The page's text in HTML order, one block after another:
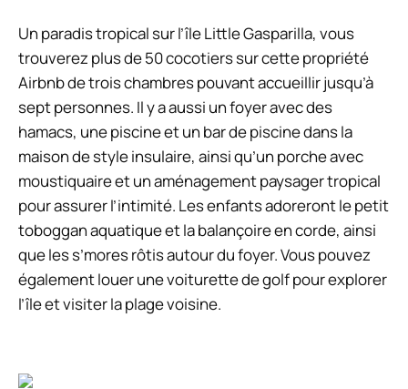
Un paradis tropical sur l’île Little Gasparilla, vous
trouverez plus de 50 cocotiers sur cette propriété
Airbnb de trois chambres pouvant accueillir jusqu’à
sept personnes. Il y a aussi un foyer avec des
hamacs, une piscine et un bar de piscine dans la
maison de style insulaire, ainsi qu’un porche avec
moustiquaire et un aménagement paysager tropical
pour assurer l’intimité. Les enfants adoreront le petit
toboggan aquatique et la balançoire en corde, ainsi
que les s’mores rôtis autour du foyer. Vous pouvez
également louer une voiturette de golf pour explorer
l’île et visiter la plage voisine.